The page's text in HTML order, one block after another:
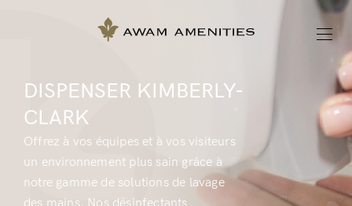
DISPENSER KIMBERLY-
CLARK
Offrez à vos équipes et à vos visiteurs
un environnement plus sain grâce à
notre gamme de solutions de lavage